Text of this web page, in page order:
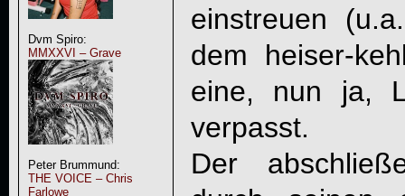
Dvm Spiro:
MMXXVI – Grave
Peter Brummund:
THE VOICE – Chris
Farlowe
einstreuen
dem heiser-
eine, nun ja,
verpasst.
Der